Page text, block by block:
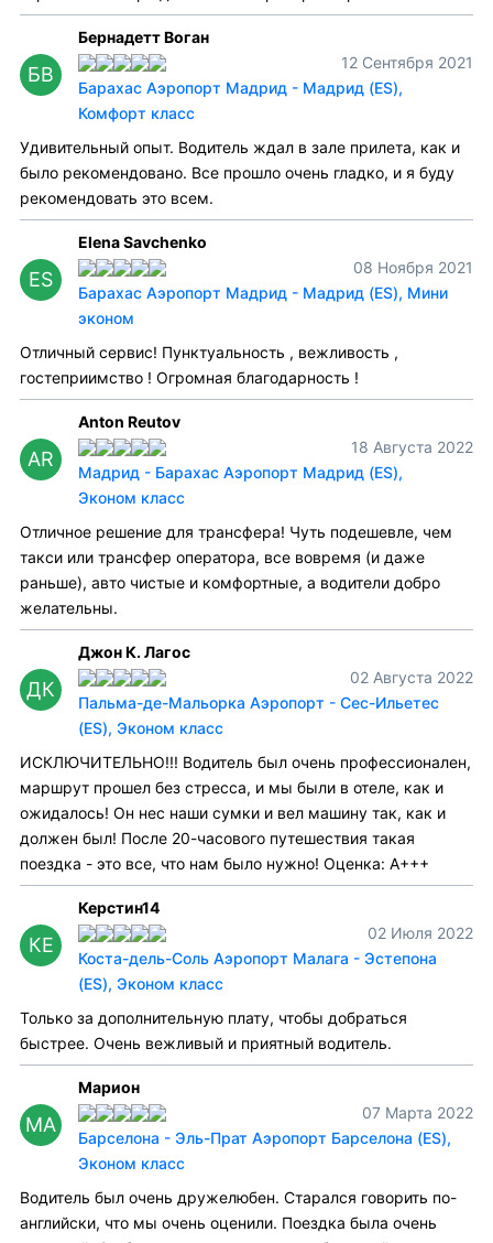
БВ
Бернадетт Воган
12 Сентября 2021
Барахас Аэропорт Мадрид - Мадрид (ES),
Комфорт класс
Удивительный опыт. Водитель ждал в зале прилета, как и
было рекомендовано. Все прошло очень гладко, и я буду
рекомендовать это всем.
ES
Elena Savchenko
08 Ноября 2021
Барахас Аэропорт Мадрид - Мадрид (ES), Мини
эконом
Отличный сервис! Пунктуальность , вежливость ,
гостеприимство ! Огромная благодарность !
AR
Anton Reutov
18 Августа 2022
Мадрид - Барахас Аэропорт Мадрид (ES),
Эконом класс
Отличное решение для трансфера! Чуть подешевле, чем
такси или трансфер оператора, все вовремя (и даже
раньше), авто чистые и комфортные, а водители добро
желательны.
ДК
Джон К. Лагос
02 Августа 2022
Пальма-де-Мальорка Аэропорт - Сес-Ильетес
(ES), Эконом класс
ИСКЛЮЧИТЕЛЬНО!!! Водитель был очень профессионален,
маршрут прошел без стресса, и мы были в отеле, как и
ожидалось! Он нес наши сумки и вел машину так, как и
должен был! После 20-часового путешествия такая
поездка - это все, что нам было нужно! Оценка: A+++
КЕ
Керстин14
02 Июля 2022
Коста-дель-Соль Аэропорт Малага - Эстепона
(ES), Эконом класс
Только за дополнительную плату, чтобы добраться
быстрее. Очень вежливый и приятный водитель.
МА
Марион
07 Марта 2022
Барселона - Эль-Прат Аэропорт Барселона (ES),
Эконом класс
Водитель был очень дружелюбен. Старался говорить по-
английски, что мы очень оценили. Поездка была очень